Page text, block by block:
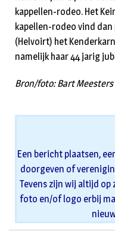
kappellen-rodeo. Het
kapellen-rodeo vind
(Helvoirt) het
namelijk haar 44 jarig
Bron/foto: Bart Meesters
Een bericht plaatsen,
doorgeven of
Tevens zijn wij altijd op
foto en/of logo erbij